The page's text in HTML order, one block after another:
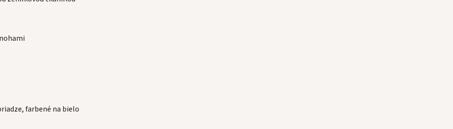
farbené na bielo